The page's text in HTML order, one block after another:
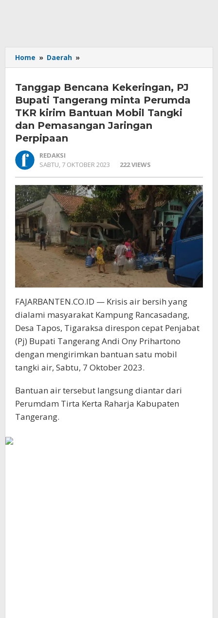
Home » Daerah »
Bencana
PJ
Bupati
Tangerang
minta
Perumda
Mobil
Tangki
dan
Pemasangan
Jaringan
Perpipaan
Tanggap Bencana Kekeringan, PJ
Bupati Tangerang minta Perumda
TKR kirim Bantuan Mobil Tangki
dan Pemasangan Jaringan
Perpipaan
REDAKSI
SABTU, 7 OKTOBER 2023
OLEH
222 VIEWS
FAJARBANTEN.CO.ID — Krisis air bersih yang
dialami masyarakat Kampung Rancasadang,
Desa Tapos, Tigaraksa direspon cepat Penjabat
(Pj) Bupati Tangerang Andi Ony Prihartono
dengan mengirimkan bantuan satu mobil
tangki air, Sabtu, 7 Oktober 2023.
Bantuan air tersebut langsung diantar dari
Perumdam Tirta Kerta Raharja Kabupaten
Tangerang.